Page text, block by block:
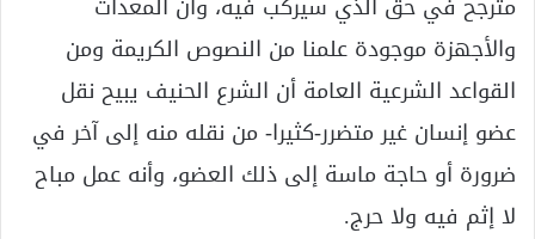
والأجهزة موجودة علمنا من النصوص الكريمة ومن
القواعد الشرعية العامة أن الشرع الحنيف يبيح نقل
عضو إنسان غير متضرر-كثيرا- من نقله منه إلى آخر في
ضرورة أو حاجة ماسة إلى ذلك العضو، وأنه عمل مباح
لا إثم فيه ولا حرج.